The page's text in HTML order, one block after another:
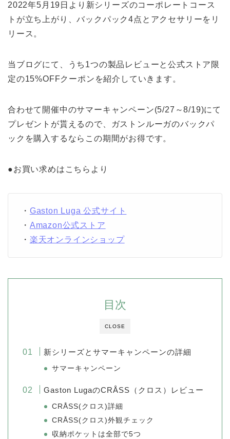
2022年5月19日より新シリーズのコーポレートコース
トが立ち上がり、バックパック4点とアクセサリーをリ
リース。
当ブログにて、うち1つの製品レビューと公式ストア限
定の15%OFFクーポンを紹介していきます。
合わせて開催中のサマーキャンペーン(5/27～8/19)にて
プレゼントが貰えるので、ガストンルーガのバックパ
ックを購入するならこの期間がお得です。
●お買い求めはこちらより
・ Gaston Luga 公式サイト
・ Amazon公式ストア
・ 楽天オンラインショップ
CLOSE
目次
新シリーズとサマーキャンペーンの詳細
サマーキャンペーン
Gaston LugaのCRÅSS（クロス）レビュー
CRÅSS(クロス)詳細
CRÅSS(クロス)外観チェック
収納ポケットは全部で5つ